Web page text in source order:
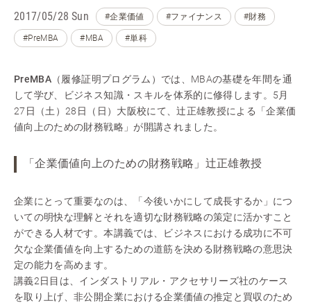
2017/05/28 Sun #企業価値 #ファイナンス #財務
#PreMBA #MBA #単科
PreMBA（履修証明プログラム） では、MBAの基礎を年間を通
して学び、ビジネス知識・スキルを体系的に修得します。5月
27日（土）28日（日）大阪校にて、辻正雄教授による「企業価
値向上のための財務戦略」が開講されました。
「企業価値向上のための財務戦略」辻正雄教授
企業にとって重要なのは、「今後いかにして成長するか」につ
いての明快な理解とそれを適切な財務戦略の策定に活かすこと
ができる人材です。本講義では、ビジネスにおける成功に不可
欠な企業価値を向上するための道筋を決める財務戦略の意思決
定の能力を高めます。
講義2日目は、インダストリアル・アクセサリーズ社のケース
を取り上げ、非公開企業における企業価値の推定と買収のため